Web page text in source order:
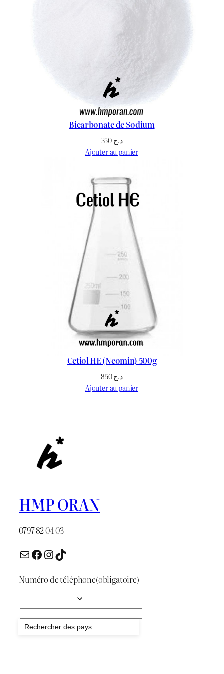
Bicarbonate de Sodium
د.ج
Ajouter au panier
Cetiol HE (Neomin) 500g
د.ج850
Ajouter au panier
HMP ORAN
0797 82 04 03
E-mail Facebook InstagramTikTok
Numéro de téléphone(obligatoire)
Envoyer